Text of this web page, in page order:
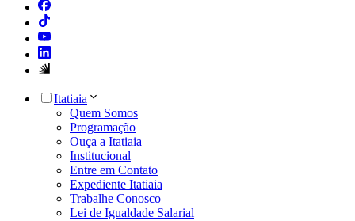
Itatiaia
Quem Somos
Programação
Ouça a Itatiaia
Institucional
Entre em Contato
Expediente Itatiaia
Trabalhe Conosco
Lei de Igualdade Salarial